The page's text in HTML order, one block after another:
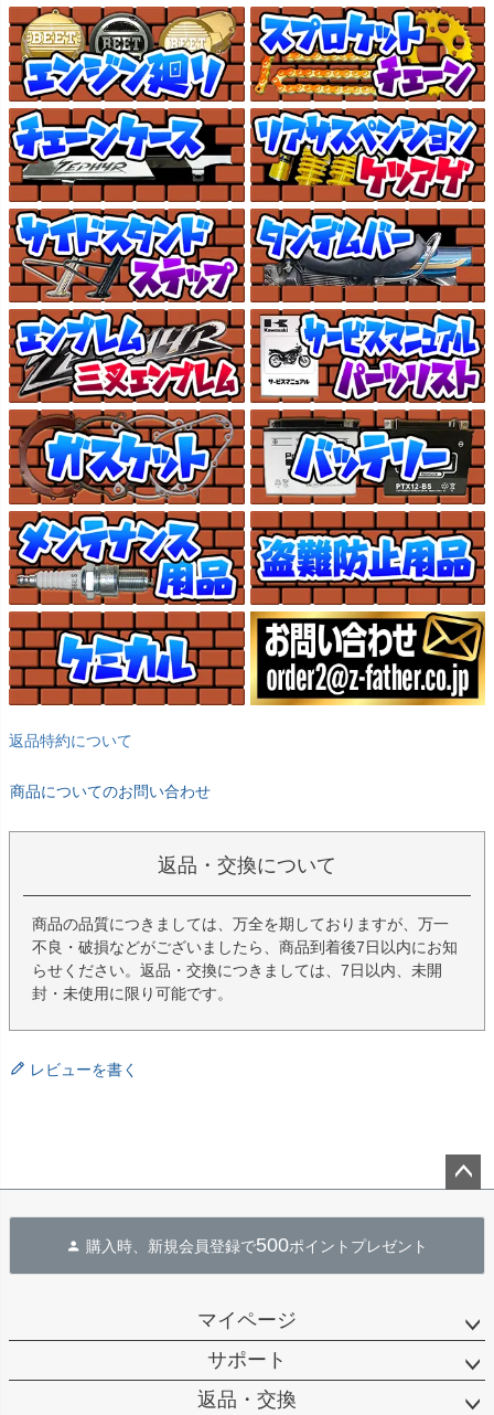
返品特約について
商品についてのお問い合わせ
返品・交換について
商品の品質につきましては、万全を期しておりますが、万一
不良・破損などがございましたら、商品到着後7日以内にお知
らせください。返品・交換につきましては、7日以内、未開
封・未使用に限り可能です。
レビューを書く
へ
購入時、新規会員登録で500ポイントプレゼント
マイページ
サポート
返品・交換